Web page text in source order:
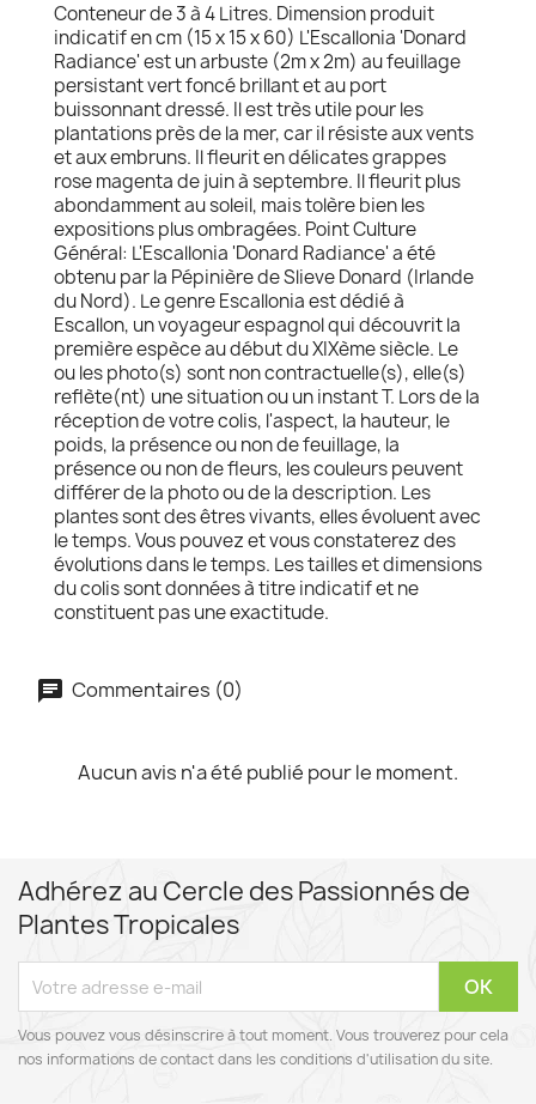
Conteneur de 3 à 4 Litres. Dimension produit
indicatif en cm (15 x 15 x 60) L'Escallonia 'Donard
Radiance' est un arbuste (2m x 2m) au feuillage
persistant vert foncé brillant et au port
buissonnant dressé. Il est très utile pour les
plantations près de la mer, car il résiste aux vents
et aux embruns. Il fleurit en délicates grappes
rose magenta de juin à septembre. Il fleurit plus
abondamment au soleil, mais tolère bien les
expositions plus ombragées. Point Culture
Général: L'Escallonia 'Donard Radiance' a été
obtenu par la Pépinière de Slieve Donard (Irlande
du Nord). Le genre Escallonia est dédié à
Escallon, un voyageur espagnol qui découvrit la
première espèce au début du XIXème siècle. Le
ou les photo(s) sont non contractuelle(s), elle(s)
reflète(nt) une situation ou un instant T. Lors de la
réception de votre colis, l'aspect, la hauteur, le
poids, la présence ou non de feuillage, la
présence ou non de fleurs, les couleurs peuvent
différer de la photo ou de la description. Les
plantes sont des êtres vivants, elles évoluent avec
le temps. Vous pouvez et vous constaterez des
évolutions dans le temps. Les tailles et dimensions
du colis sont données à titre indicatif et ne
constituent pas une exactitude.
Commentaires (0)
Aucun avis n'a été publié pour le moment.
Adhérez au Cercle des Passionnés de
Plantes Tropicales
Vous pouvez vous désinscrire à tout moment. Vous trouverez pour cela
nos informations de contact dans les conditions d'utilisation du site.